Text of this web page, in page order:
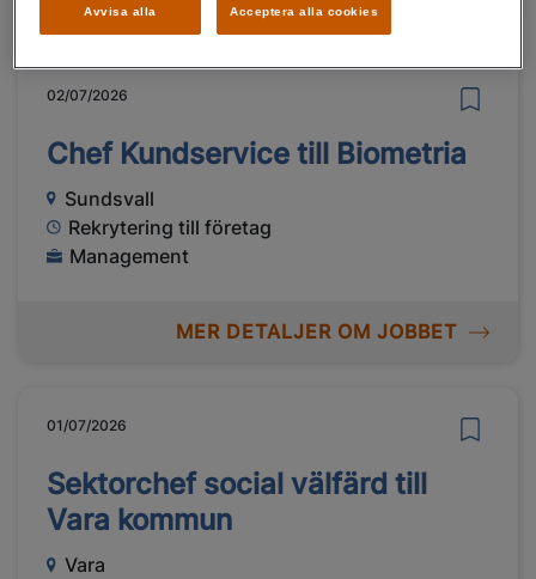
02/07/2026
Chef Kundservice till Biometria
Sundsvall
Rekrytering till företag
Management
MER DETALJER OM JOBBET
01/07/2026
Sektorchef social välfärd till
Vara kommun
Vara
Avvisa alla Acceptera alla cookies